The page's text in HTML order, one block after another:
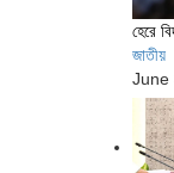
হেরে
জাতীয়
June